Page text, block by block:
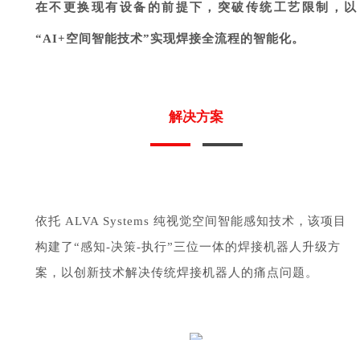
在不更换现有设备的前提下，突破传统工艺限制，以
“AI+空间智能技术”实现焊接全流程的智能化。
解决方案
依托 ALVA Systems 纯视觉空间智能感知技术，该项目
构建了“感知-决策-执行”三位一体的焊接机器人升级方
案，以创新技术解决传统焊接机器人的痛点问题。